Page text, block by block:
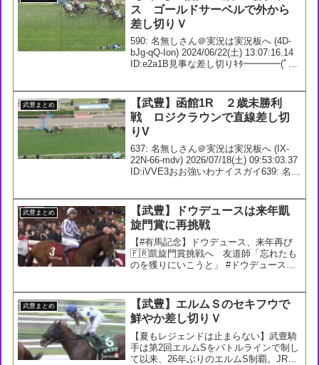
ス ゴールドサーベルで外から
差し切りＶ
590: 名無しさん＠実況は実況板へ (4D-
bJg-qQ-Ion) 2024/06/22(土) 13:07:16.14
ID:e2a1B見事な差し切りｷﾀ━━━━(ﾟ
武豊まとめ
【武豊】函館1R ２歳未勝利
戦 ロジクラウンで直線差し切
りV
637: 名無しさん＠実況は実況板へ (IX-
22N-66-mdv) 2026/07/18(土) 09:53:03.37
ID:iVVE3おお強いわナイスガイ639: 名無
武豊まとめ
【武豊】ドウデュースは来年凱
旋門賞に再挑戦
【#有馬記念】ドウデュース、来年再び
🇫🇷凱旋門賞挑戦へ 友道師「忘れたも
のを獲りにいこうと」 #ドウデュース—
(XM-130...
武豊まとめ
【武豊】エルムＳのセキフウで
鮮やか差し切りＶ
【夏もレジェンドは止まらない】武豊騎
手は第2回エルムSをバトルラインで制し
て以来、26年ぶりのエルムS制覇。JRA